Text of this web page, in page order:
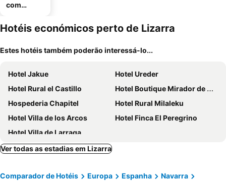
com
mento
Hotéis económicos perto de Lizarra
Estes hotéis também poderão interessá-lo...
Hotel Jakue
Hotel Ureder
Hotel Rural el Castillo
Hotel Boutique Mirador de Deyo
Hospederia Chapitel
Hotel Rural Milaleku
Hotel Villa de los Arcos
Hotel Finca El Peregrino
Hotel Villa de Larraga
Ver todas as estadias em Lizarra
Comparador de Hotéis Europa Espanha
Navarra